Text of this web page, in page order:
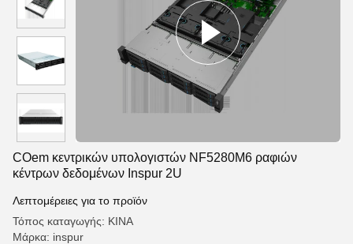
COem κεντρικών υπολογιστών NF5280M6 ραφιών
κέντρων δεδομένων Inspur 2U
Λεπτομέρειες για το προϊόν
Τόπος καταγωγής: ΚΙΝΑ
Μάρκα: inspur